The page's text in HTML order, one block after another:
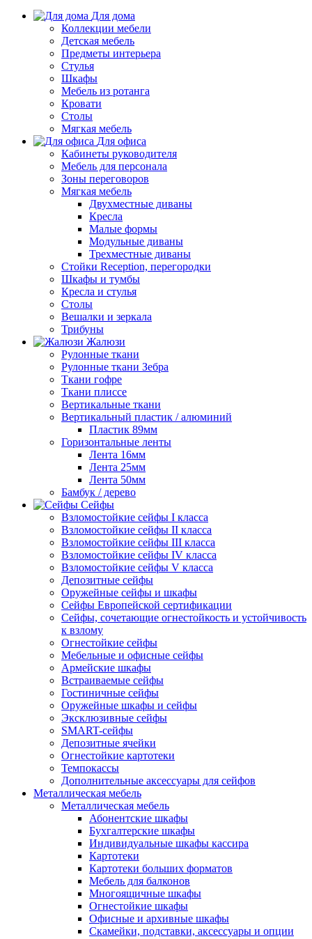
Для дома
Коллекции мебели
Детская мебель
Предметы интерьера
Стулья
Шкафы
Мебель из ротанга
Кровати
Столы
Мягкая мебель
Для офиса
Кабинеты руководителя
Мебель для персонала
Зоны переговоров
Мягкая мебель
Двухместные диваны
Кресла
Малые формы
Модульные диваны
Трехместные диваны
Стойки Reception, перегородки
Шкафы и тумбы
Кресла и стулья
Столы
Вешалки и зеркала
Трибуны
Жалюзи
Рулонные ткани
Рулонные ткани Зебра
Ткани гофре
Ткани плиссе
Вертикальные ткани
Вертикальный пластик / алюминий
Пластик 89мм
Горизонтальные ленты
Лента 16мм
Лента 25мм
Лента 50мм
Бамбук / дерево
Сейфы
Взломостойкие сейфы I класса
Взломостойкие сейфы II класса
Взломостойкие сейфы III класса
Взломостойкие сейфы IV класса
Взломостойкие сейфы V класса
Депозитные сейфы
Оружейные сейфы и шкафы
Сейфы Европейской сертификации
Сейфы, сочетающие огнестойкость и устойчивость
к взлому
Огнестойкие сейфы
Мебельные и офисные сейфы
Армейские шкафы
Встраиваемые сейфы
Гостиничные сейфы
Оружейные шкафы и сейфы
Эксклюзивные сейфы
SMART-сейфы
Депозитные ячейки
Огнестойкие картотеки
Темпокассы
Дополнительные аксессуары для сейфов
Металлическая мебель
Металлическая мебель
Абонентские шкафы
Бухгалтерские шкафы
Индивидуальные шкафы кассира
Картотеки
Картотеки больших форматов
Мебель для балконов
Многоящичные шкафы
Огнестойкие шкафы
Офисные и архивные шкафы
Скамейки, подставки, аксессуары и опции